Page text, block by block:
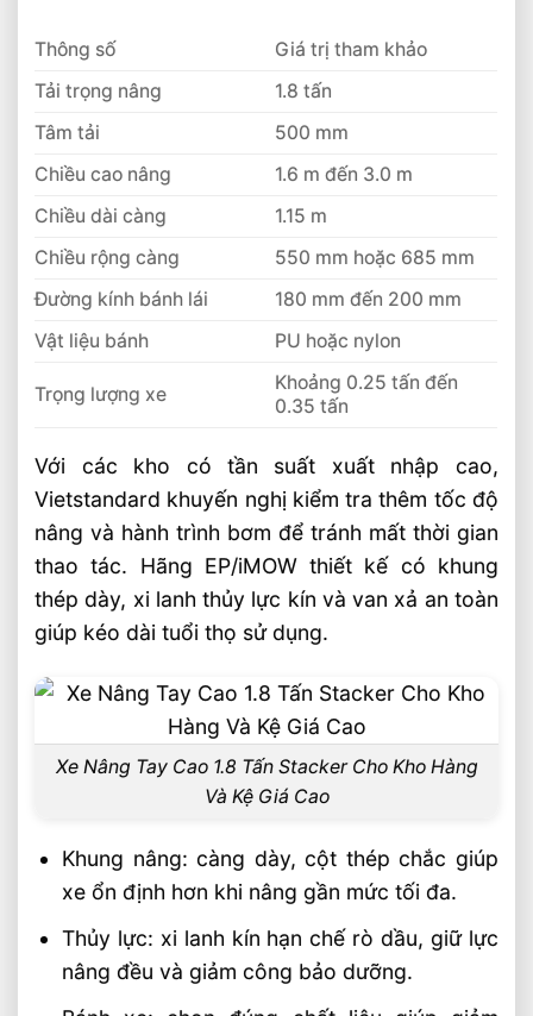
Thông số
Giá trị tham khảo
Tải trọng nâng
1.8 tấn
Tâm tải
500 mm
Chiều cao nâng
1.6 m đến 3.0 m
Chiều dài càng
1.15 m
Chiều rộng càng
550 mm hoặc 685 mm
Đường kính bánh lái
180 mm đến 200 mm
Vật liệu bánh
PU hoặc nylon
Trọng lượng xe
Khoảng 0.25 tấn đến
0.35 tấn
Với các kho có tần suất xuất nhập cao,
Vietstandard khuyến nghị kiểm tra thêm tốc độ
nâng và hành trình bơm để tránh mất thời gian
thao tác. Hãng EP/iMOW thiết kế có khung
thép dày, xi lanh thủy lực kín và van xả an toàn
giúp kéo dài tuổi thọ sử dụng.
Xe Nâng Tay Cao 1.8 Tấn Stacker Cho Kho Hàng
Và Kệ Giá Cao
Khung nâng: càng dày, cột thép chắc giúp
xe ổn định hơn khi nâng gần mức tối đa.
Thủy lực: xi lanh kín hạn chế rò dầu, giữ lực
nâng đều và giảm công bảo dưỡng.